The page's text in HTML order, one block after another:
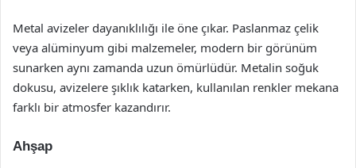
Metal avizeler dayanıklılığı ile öne çıkar. Paslanmaz çelik
veya alüminyum gibi malzemeler, modern bir görünüm
sunarken aynı zamanda uzun ömürlüdür. Metalin soğuk
dokusu, avizelere şıklık katarken, kullanılan renkler mekana
farklı bir atmosfer kazandırır.
Ahşap